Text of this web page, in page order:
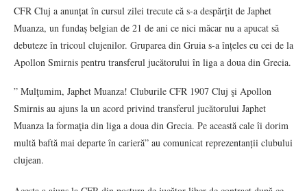
CFR Cluj a anunțat în cursul zilei trecute că s-a despărțit de Japhet
Muanza, un fundaș belgian de 21 de ani ce nici măcar nu a apucat să
debuteze în tricoul clujenilor. Gruparea din Gruia s-a înțeles cu cei de la
Apollon Smirnis pentru transferul jucătorului în liga a doua din Grecia.
” Mulţumim, Japhet Muanza! Cluburile CFR 1907 Cluj şi Apollon
Smirnis au ajuns la un acord privind transferul jucătorului Japhet
Muanza la formaţia din liga a doua din Grecia. Pe această cale îi dorim
multă baftă mai departe în carieră” au comunicat reprezentanții clubului
clujean.